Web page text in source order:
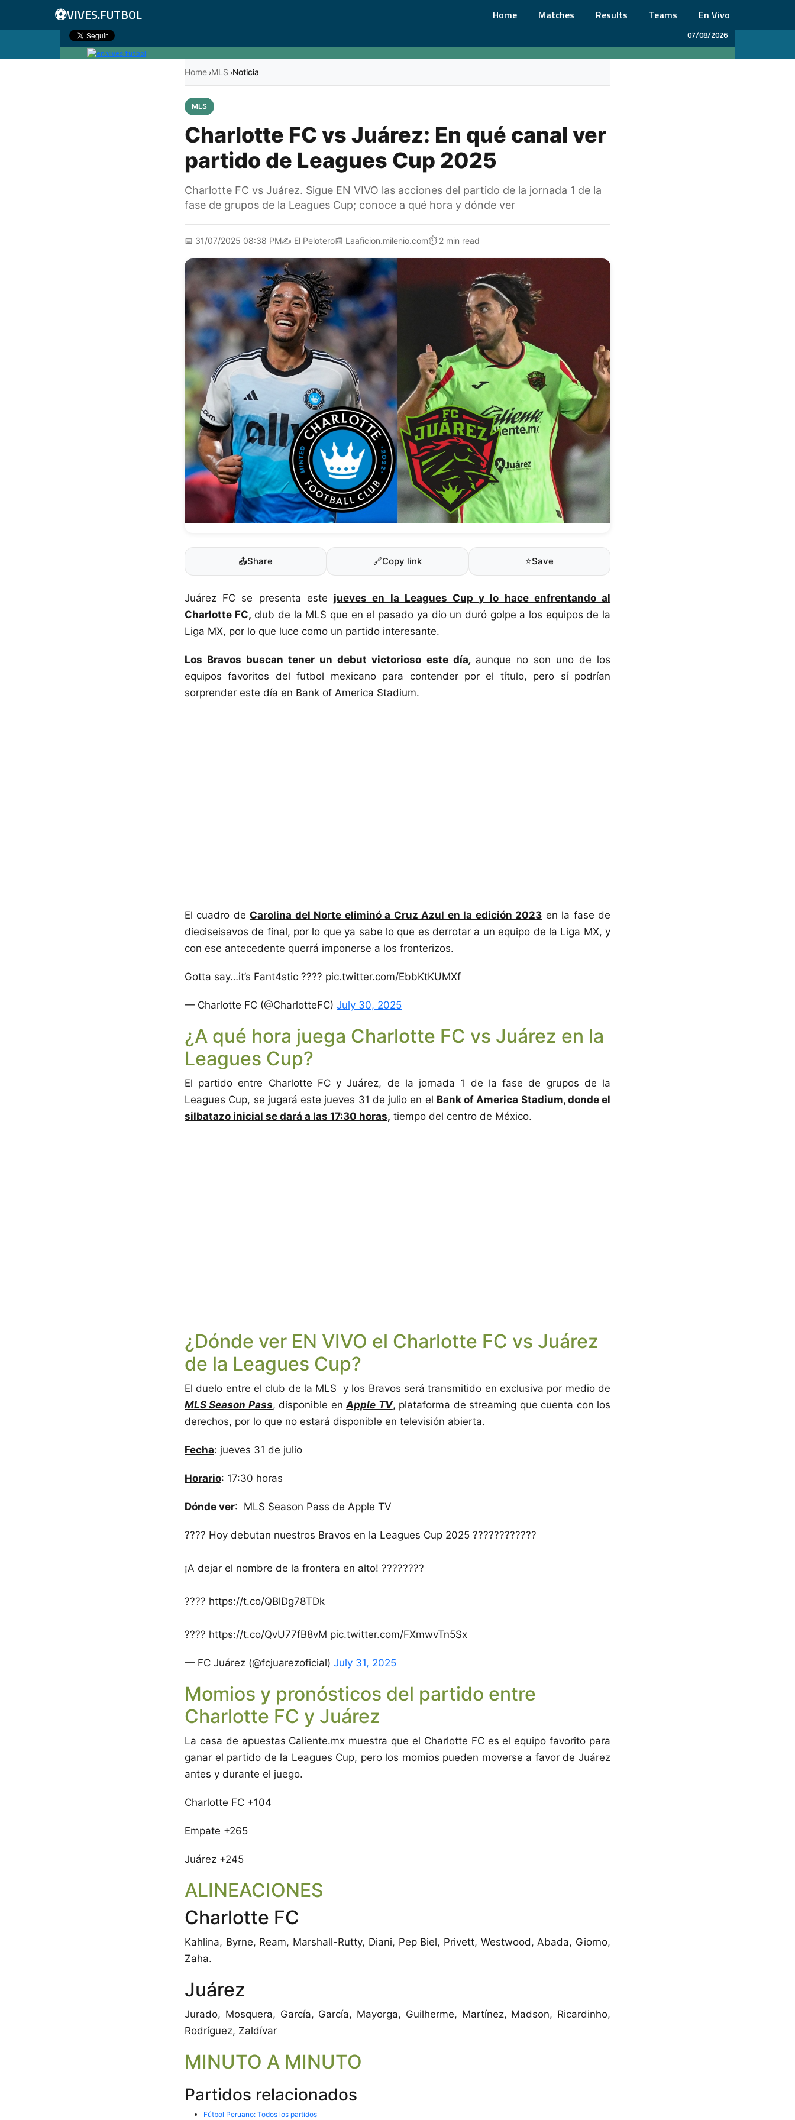
⚽VIVES.FUTBOL Home Matches Results Teams En Vivo
07/08/2026
Home ›MLS ›Noticia
MLS
Charlotte FC vs Juárez: En qué canal ver
partido de Leagues Cup 2025
Charlotte FC vs Juárez. Sigue EN VIVO las acciones del partido de la jornada 1 de la
fase de grupos de la Leagues Cup; conoce a qué hora y dónde ver
📅 31/07/2025 08:38 PM✍️ El Pelotero📰 Laaficion.milenio.com⏱️ 2 min read
📤Share 🔗Copy link ⭐Save
Juárez FC se presenta este jueves en la Leagues Cup y lo hace enfrentando al
Charlotte FC, club de la MLS que en el pasado ya dio un duró golpe a los equipos de la
Liga MX, por lo que luce como un partido interesante.
Los Bravos buscan tener un debut victorioso este día, aunque no son uno de los
equipos favoritos del futbol mexicano para contender por el título, pero sí podrían
sorprender este día en Bank of America Stadium.
El cuadro de Carolina del Norte eliminó a Cruz Azul en la edición 2023 en la fase de
dieciseisavos de final, por lo que ya sabe lo que es derrotar a un equipo de la Liga MX, y
con ese antecedente querrá imponerse a los fronterizos.
Gotta say…it’s Fant4stic ???? pic.twitter.com/EbbKtKUMXf
— Charlotte FC (@CharlotteFC) July 30, 2025
¿A qué hora juega Charlotte FC vs Juárez en la
Leagues Cup?
El partido entre Charlotte FC y Juárez, de la jornada 1 de la fase de grupos de la
Leagues Cup, se jugará este jueves 31 de julio en el Bank of America Stadium, donde el
silbatazo inicial se dará a las 17:30 horas, tiempo del centro de México.
¿Dónde ver EN VIVO el Charlotte FC vs Juárez
de la Leagues Cup?
El duelo entre el club de la MLS y los Bravos será transmitido en exclusiva por medio de
MLS Season Pass, disponible enApple TV, plataforma de streaming que cuenta con los
derechos, por lo que no estará disponible en televisión abierta.
Fecha: jueves 31 de julio
Horario: 17:30 horas
Dónde ver: MLS Season Pass de Apple TV
???? Hoy debutan nuestros Bravos en la Leagues Cup 2025 ????????????
¡A dejar el nombre de la frontera en alto! ????????
????️ https://t.co/QBlDg78TDk
???? https://t.co/QvU77fB8vM pic.twitter.com/FXmwvTn5Sx
— FC Juárez (@fcjuarezoficial) July 31, 2025
Momios y pronósticos del partido entre
Charlotte FC y Juárez
La casa de apuestas Caliente.mx muestra que el Charlotte FC es el equipo favorito para
ganar el partido de la Leagues Cup, pero los momios pueden moverse a favor de Juárez
antes y durante el juego.
Charlotte FC +104
Empate +265
Juárez +245
ALINEACIONES
Charlotte FC
Kahlina, Byrne, Ream, Marshall-Rutty, Diani, Pep Biel, Privett, Westwood, Abada, Giorno,
Zaha.
Juárez
Jurado, Mosquera, García, García, Mayorga, Guilherme, Martínez, Madson, Ricardinho,
Rodríguez, Zaldívar
MINUTO A MINUTO
Partidos relacionados
Fútbol Peruano: Todos los partidos